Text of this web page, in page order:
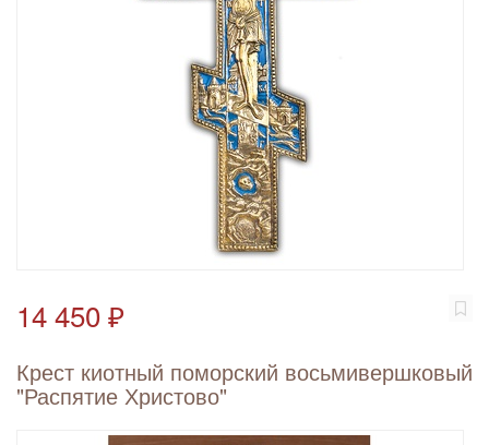
14 450 ₽
Крест киотный поморский восьмивершковый
"Распятие Христово"